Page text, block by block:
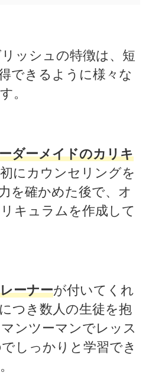
ッシュの特徴は、短
できるように様々な
。
ダーメイドのカリキ
にカウンセリングを
を確かめた後で、オ
キュラムを作成して
ーナーが付いてくれ
つき数人の生徒を抱
ンツーマンでレッス
しっかりと学習でき